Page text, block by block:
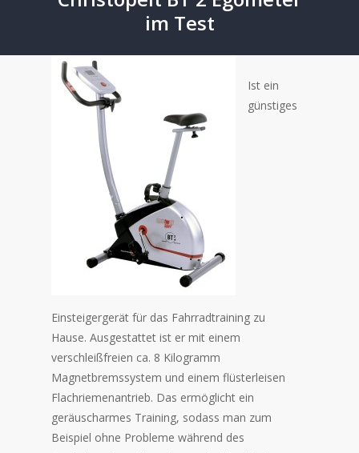
im Test
Ist ein
günstiges
Einsteigergerät für das Fahrradtraining zu
Hause. Ausgestattet ist er mit einem
verschleißfreien ca. 8 Kilogramm
Magnetbremssystem und einem flüsterleisen
Flachriemenantrieb. Das ermöglicht ein
geräuscharmes Training, sodass man zum
Beispiel ohne Probleme während des